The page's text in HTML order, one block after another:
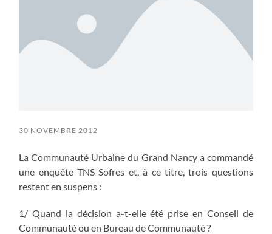
30 NOVEMBRE 2012
La Communauté Urbaine du Grand Nancy a commandé
une enquête TNS Sofres et, à ce titre, trois questions
restent en suspens :
1/ Quand la décision a-t-elle été prise en Conseil de
Communauté ou en Bureau de Communauté ?